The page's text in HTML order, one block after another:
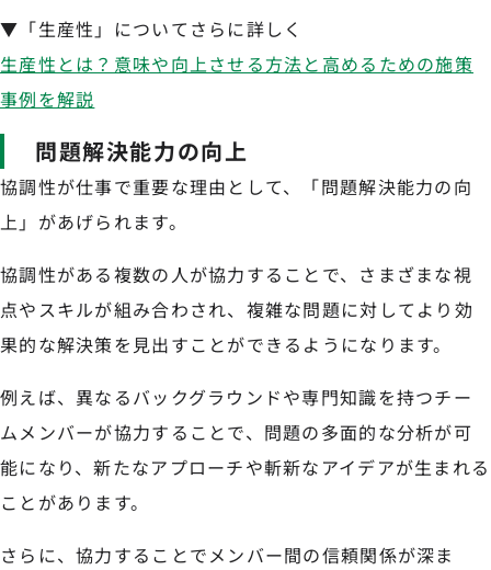
▼「生産性」についてさらに詳しく
生産性とは？意味や向上させる方法と高めるための施策
事例を解説
問題解決能力の向上
協調性が仕事で重要な理由として、「問題解決能力の向
上」があげられます。
協調性がある複数の人が協力することで、さまざまな視
点やスキルが組み合わされ、複雑な問題に対してより効
果的な解決策を見出すことができるようになります。
例えば、異なるバックグラウンドや専門知識を持つチー
ムメンバーが協力することで、問題の多面的な分析が可
能になり、新たなアプローチや斬新なアイデアが生まれる
ことがあります。
さらに、協力することでメンバー間の信頼関係が深ま